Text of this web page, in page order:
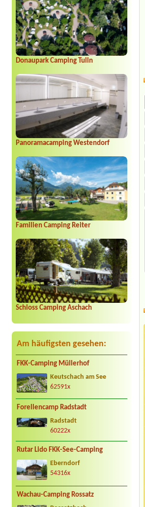
Donaupark Camping Tulln
Panoramacamping Westendorf
Familien Camping Reiter
Schloss Camping Aschach
Am häufigsten gesehen:
FKK-Camping Müllerhof
Keutschach am See
62591x
Forellencamp Radstadt
Radstadt
60222x
Rutar Lido FKK-See-Camping
Eberndorf
54316x
Wachau-Camping Rossatz